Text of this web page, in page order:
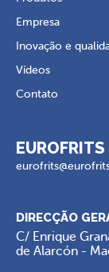
Empresa
Inovação e
Vídeos
Contato
EUROFRITS
DIRECÇÃO
C/ Enrique
de Alarcón -